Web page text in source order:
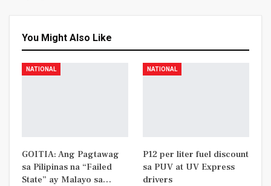
You Might Also Like
NATIONAL
GOITIA: Ang Pagtawag
sa Pilipinas na “Failed
State” ay Malayo sa…
NATIONAL
P12 per liter fuel discount
sa PUV at UV Express
drivers